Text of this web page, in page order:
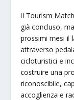
Il Tourism
già concluso,
prossimi mesi il
attraverso
cicloturistici e
costruire una
riconoscibile,
accoglienza e